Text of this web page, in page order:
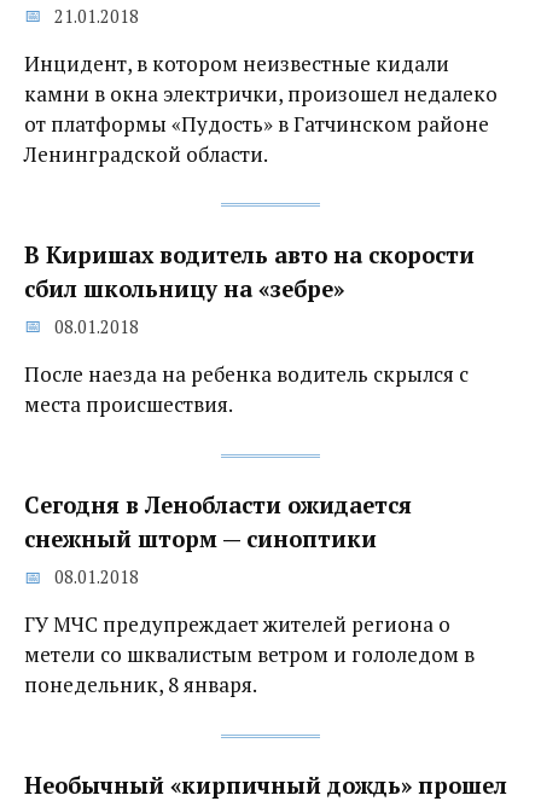
21.01.2018
Инцидент, в котором неизвестные кидали
камни в окна электрички, произошел недалеко
от платформы «Пудость» в Гатчинском районе
Ленинградской области.
В Киришах водитель авто на скорости
сбил школьницу на «зебре»
08.01.2018
После наезда на ребенка водитель скрылся с
места происшествия.
Сегодня в Ленобласти ожидается
снежный шторм‍ — синоптики
08.01.2018
ГУ МЧС предупреждает жителей региона о
метели со шквалистым ветром и гололедом в
понедельник, 8 января.
Необычный «кирпичный дождь» прошел